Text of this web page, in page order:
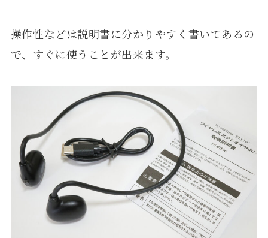
操作性などは説明書に分かりやすく書いてあるの
で、すぐに使うことが出来ます。